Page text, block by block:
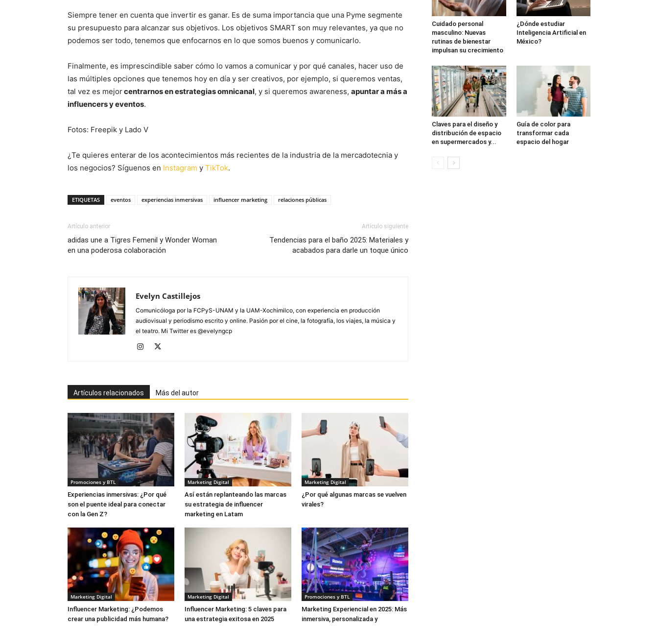
Siempre tener en cuenta que invertir es ganar. Es de suma importancia que una Pyme segmente
su presupuesto para alcanzar sus objetivos. Los objetivos SMART son muy relevantes, ya que no
podemos ser todo, tenemos que enfocarnos en lo que somos buenos y comunicarlo.
Finalmente, es imprescindible saber cómo lo vamos a comunicar y por qué canales, hacer uso de
las múltiples opciones que tenemos hoy en día y ser creativos, por ejemplo, si queremos ventas,
tal vez es mejorcentrarnos en estrategias omnicanal, y si queremos awareness, apuntar a más a
influencers y eventos.
Fotos: Freepik y Lado V
¿Te quieres enterar de los acontecimientos más recientes de la industria de la mercadotecnia y
los negocios? Síguenos en Instagram y TikTok.
ETIQUETAS eventos experiencias inmersivas influencer marketing relaciones públicas
Artículo anterior
adidas une a Tigres Femenil y Wonder Woman
en una poderosa colaboración
Artículo siguiente
Tendencias para el baño 2025: Materiales y
acabados para darle un toque único
Evelyn Castillejos
Comunicóloga por la FCPyS-UNAM y la UAM-Xochimilco, con experiencia en producción
audiovisual y periodismo escrito y online. Pasión por el cine, la fotografía, los viajes, la música y
el teatro. Mi Twitter es @evelyngcp
Artículos relacionados Más del autor
Promociones y BTL
Experiencias inmersivas: ¿Por qué
son el puente ideal para conectar
con la Gen Z?
Marketing Digital
Así están replanteando las marcas
su estrategia de influencer
marketing en Latam
Marketing Digital
¿Por qué algunas marcas se vuelven
virales?
Marketing Digital
Influencer Marketing: ¿Podemos
crear una publicidad más humana?
Marketing Digital
Influencer Marketing: 5 claves para
una estrategia exitosa en 2025
Promociones y BTL
Marketing Experiencial en 2025: Más
inmersiva, personalizada y
Cuidado personal
masculino: Nuevas
rutinas de bienestar
impulsan su crecimiento
¿Dónde estudiar
Inteligencia Artificial en
México?
Claves para el diseño y
distribución de espacio
en supermercados y...
Guía de color para
transformar cada
espacio del hogar